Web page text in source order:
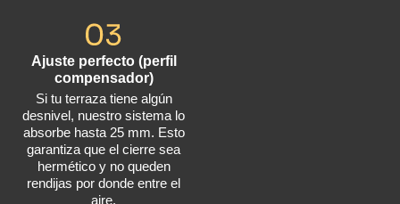
Ajuste perfecto (perfil
compensador)
Si tu terraza tiene algún
desnivel, nuestro sistema lo
absorbe hasta 25 mm. Esto
garantiza que el cierre sea
hermético y no queden
rendijas por donde entre el
aire.